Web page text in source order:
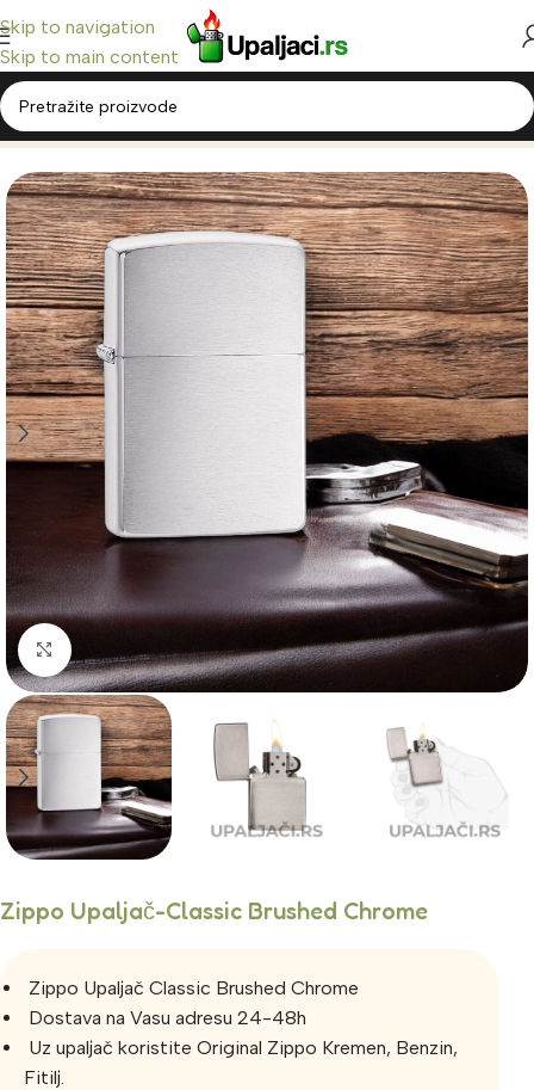
Skip to navigation
Skip to main content
Home/ Zippo Upaljači
Click to enlarge
Zippo Upaljač-Classic Brushed Chrome
Zippo Upaljač Classic Brushed Chrome
Dostava na Vasu adresu 24-48h
Uz upaljač koristite Original Zippo Kremen, Benzin,
Fitilj.